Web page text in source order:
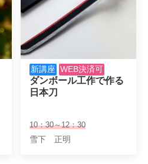
新講座 WEB決済可
ダンボール工作で作る
日本刀
10：30～12：30
雪下 正明